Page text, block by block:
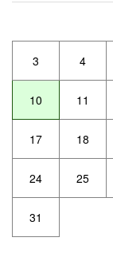
3 4
10 11
17 18
24 25
31